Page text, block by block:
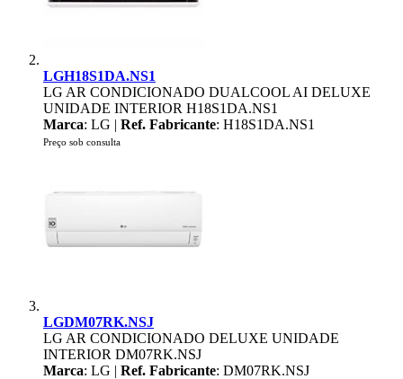
LGH18S1DA.NS1
LG AR CONDICIONADO DUALCOOL AI DELUXE
UNIDADE INTERIOR H18S1DA.NS1
Marca: LG | Ref. Fabricante: H18S1DA.NS1
Preço sob consulta
LGDM07RK.NSJ
LG AR CONDICIONADO DELUXE UNIDADE
INTERIOR DM07RK.NSJ
Marca: LG | Ref. Fabricante: DM07RK.NSJ